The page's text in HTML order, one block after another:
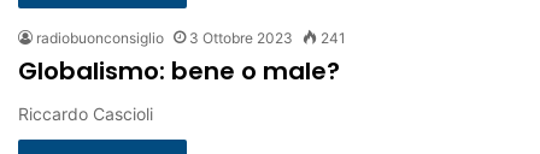
radiobuonconsiglio 3 Ottobre 2023 241
Globalismo: bene o male?
Riccardo Cascioli